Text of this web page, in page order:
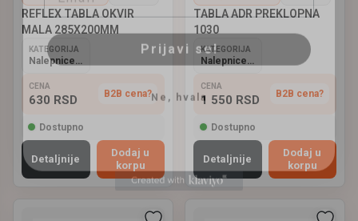
REFLEX TABLA OKVIR
MALA 285X200MM
KATEGORIJA
Nalepnice i table
CENA
630 RSD B2B cena?
Dostupno
Detaljnije
Dodaj u
korpu
TABLA ADR PREKLOPNA
1030
KATEGORIJA
Nalepnice i table
CENA
1 550 RSD B2B cena?
Dostupno
Detaljnije
Dodaj u
korpu
Prijavi se!